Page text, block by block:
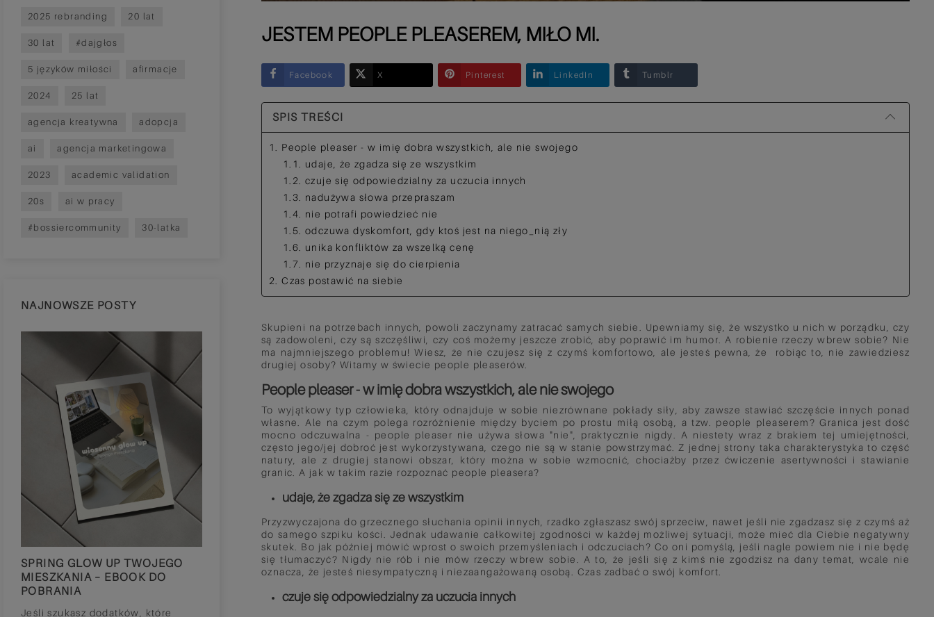
2025 rebranding 20 lat
30 lat #dajgłos
5 języków miłości afirmacje
2024 25 lat
agencja kreatywna adopcja
ai agencja marketingowa
2023 academic validation
20s ai w pracy
#bossiercommunity 30-latka
NAJNOWSZE POSTY
SPRING GLOW UP TWOJEGO
MIESZKANIA – EBOOK DO
POBRANIA
Jeśli szukasz dodatków, które
SPRING RESET – LISTA DO
POBRANIA
Wiosna, czyli pora roku, w której
BOSSIER SPRING – WIOSENNA
PLAYLISTA
Nowy sezon, nowa energia – a nic
CHCĘ IŚĆ NA TERAPIĘ – JAK
PRZEKONAĆ RODZICÓW?
5 UNIKALNYCH
JESTEM PEOPLE PLEASEREM, MIŁO MI.
Facebook X Pinterest LinkedIn Tumblr
SPIS TREŚCI
1. People pleaser - w imię dobra wszystkich, ale nie swojego
1.1. udaje, że zgadza się ze wszystkim
1.2. czuje się odpowiedzialny za uczucia innych
1.3. nadużywa słowa przepraszam
1.4. nie potrafi powiedzieć nie
1.5. odczuwa dyskomfort, gdy ktoś jest na niego_nią zły
1.6. unika konfliktów za wszelką cenę
1.7. nie przyznaje się do cierpienia
2. Czas postawić na siebie
Skupieni na potrzebach innych, powoli zaczynamy zatracać samych siebie. Upewniamy się, że wszystko u nich w porządku, czy
są zadowoleni, czy są szczęśliwi, czy coś możemy jeszcze zrobić, aby poprawić im humor. A robienie rzeczy wbrew sobie? Nie
ma najmniejszego problemu! Wiesz, że nie czujesz się z czymś komfortowo, ale jesteś pewna, że robiąc to, nie zawiedziesz
drugiej osoby? Witamy w świecie people pleaserów.
People pleaser - w imię dobra wszystkich, ale nie swojego
To wyjątkowy typ człowieka, który odnajduje w sobie niezrównane pokłady siły, aby zawsze stawiać szczęście innych ponad
własne. Ale na czym polega rozróżnienie między byciem po prostu miłą osobą, a tzw. people pleaserem? Granica jest dość
mocno odczuwalna - people pleaser nie używa słowa "nie", praktycznie nigdy. A niestety wraz z brakiem tej umiejętności,
często jego/jej dobroć jest wykorzystywana, czego nie są w stanie powstrzymać. Z jednej strony taka charakterystyka to część
natury, ale z drugiej stanowi obszar, który można w sobie wzmocnić, chociażby przez ćwiczenie asertywności i stawianie
granic. A jak w takim razie rozpoznać people pleasera?
udaje, że zgadza się ze wszystkim
Przyzwyczajona do grzecznego słuchania opinii innych, rzadko zgłaszasz swój sprzeciw, nawet jeśli nie zgadzasz się z czymś aż
do samego szpiku kości. Jednak udawanie całkowitej zgodności w każdej możliwej sytuacji, może mieć dla Ciebie negatywny
skutek. Bo jak później mówić wprost o swoich przemyśleniach i odczuciach? Co oni pomyślą, jeśli nagle powiem nie i nie będę
się tłumaczyć? Nigdy nie rób i nie mów rzeczy wbrew sobie. A to, że jeśli się z kimś nie zgodzisz na dany temat, wcale nie
oznacza, że jesteś niesympatyczną i niezaangażowaną osobą. Czas zadbać o swój komfort.
czuje się odpowiedzialny za uczucia innych